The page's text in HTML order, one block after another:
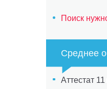
Поиск
Среднее
Аттестат